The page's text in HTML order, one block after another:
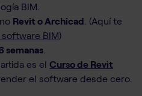
BIM.
Revit o Archicad . (Aquí te
BIM)
semanas
es elCurso de Revit
el software desde cero.